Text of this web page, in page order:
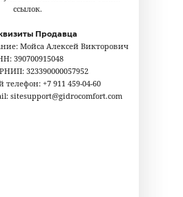
ссылок.
Продавца
Мойса Алексей Викторович
390700915048
323390000057952
+7 911 459-04-60
sitesupport@gidrocomfort.com